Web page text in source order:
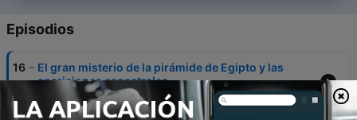
Episodios
16 - El gran misterio de la pirámide de Egipto y las
apariciones espectrales
11 ago. 2021